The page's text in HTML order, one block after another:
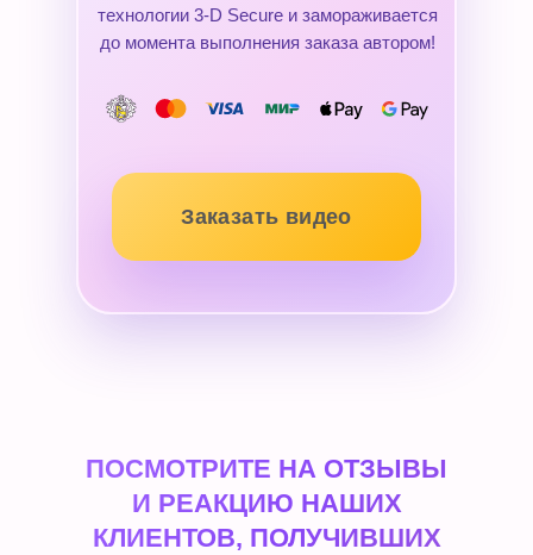
технологии 3-D Secure и замораживается
до момента выполнения заказа автором!
Заказать видео
ПОСМОТРИТЕ НА ОТЗЫВЫ
И РЕАКЦИЮ НАШИХ
КЛИЕНТОВ, ПОЛУЧИВШИХ